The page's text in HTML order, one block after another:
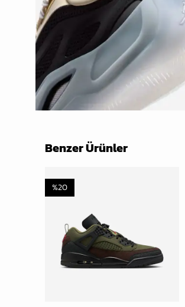
Benzer Ürünler
%20